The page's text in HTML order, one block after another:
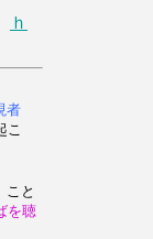
ｈ
者
こ
と
を聴